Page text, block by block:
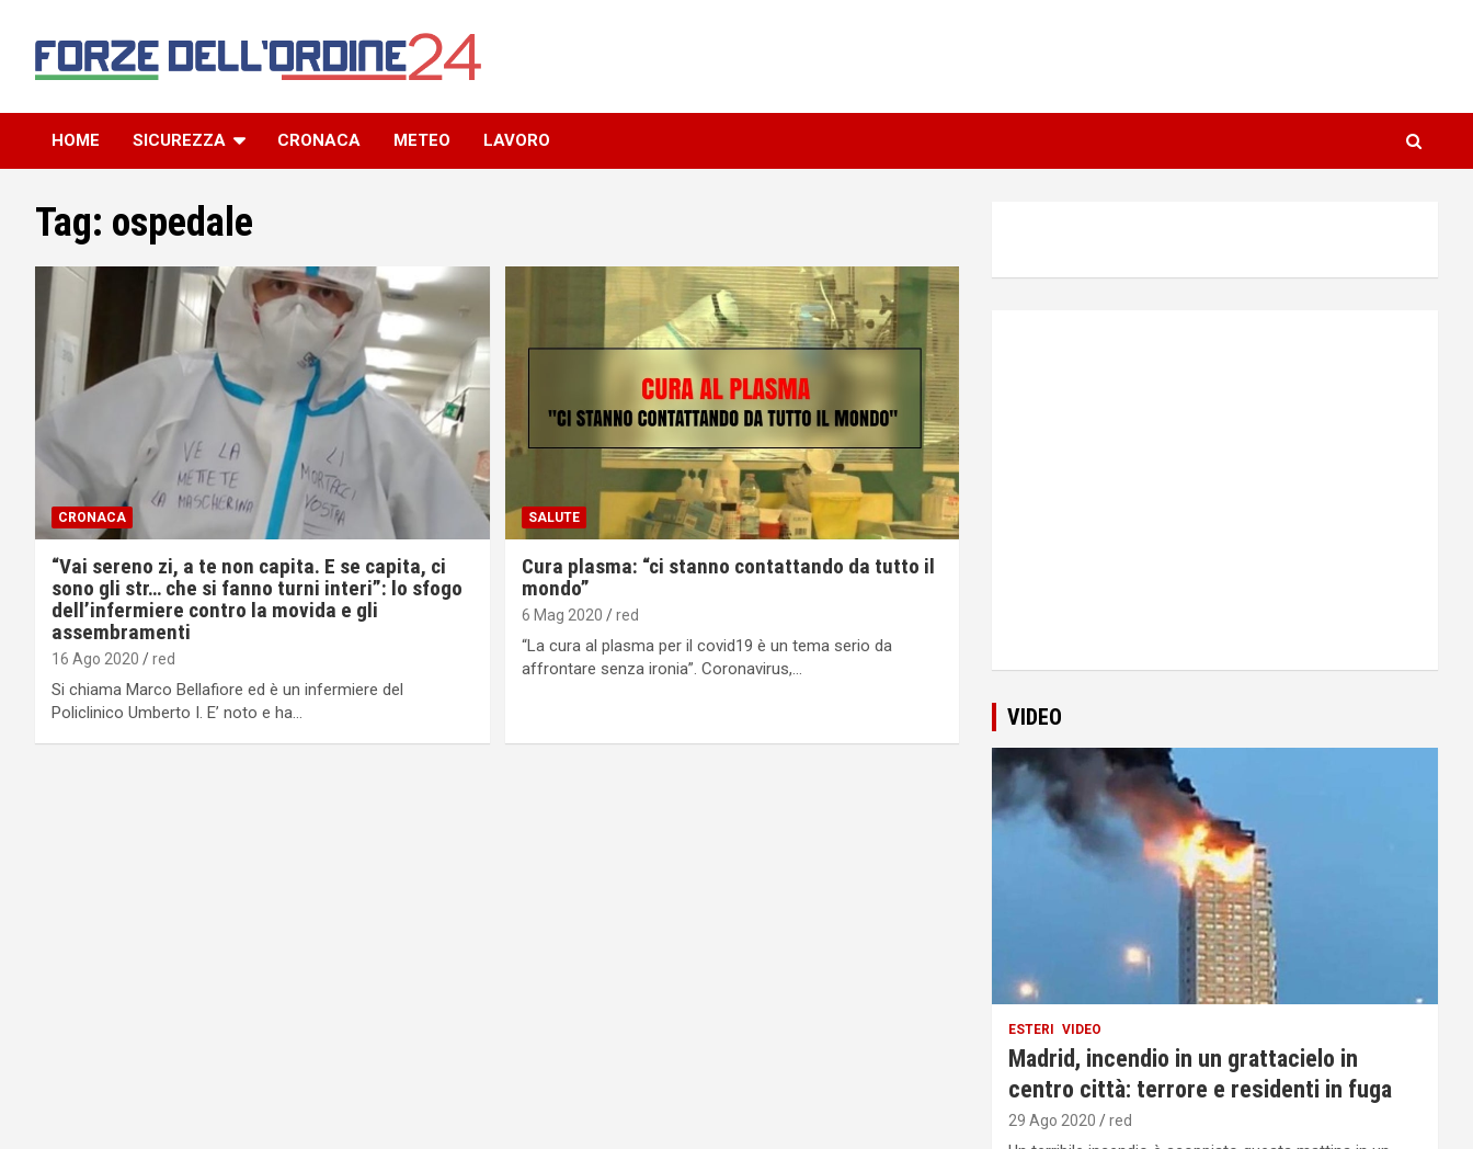
content
Forze dell’Ordine 24
HOME SICUREZZA CRONACA METEO LAVORO
Tag: ospedale
CRONACA
“Vai sereno zi, a te non capita. E se capita, ci
sono gli str… che si fanno turni interi”: lo sfogo
dell’infermiere contro la movida e gli
assembramenti
16 Ago 2020 red
Si chiama Marco Bellafiore ed è un infermiere del
Policlinico Umberto I. E’ noto e ha…
SALUTE
Cura plasma: “ci stanno contattando da tutto il
mondo”
6 Mag 2020 red
“La cura al plasma per il covid19 è un tema serio da
affrontare senza ironia”. Coronavirus,…
VIDEO
ESTERI VIDEO
Madrid, incendio in un grattacielo in
centro città: terrore e residenti in fuga
29 Ago 2020 red